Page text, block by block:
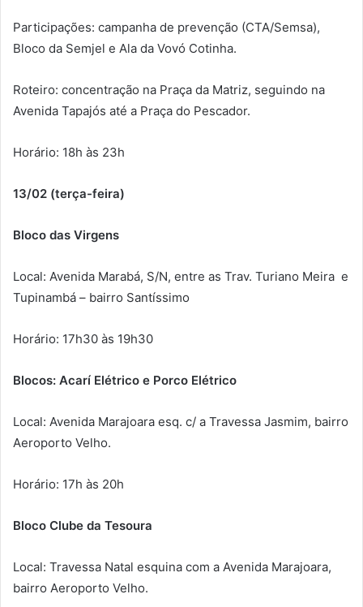
Participações: campanha de prevenção (CTA/Semsa),
Bloco da Semjel e Ala da Vovó Cotinha.
Roteiro: concentração na Praça da Matriz, seguindo na
Avenida Tapajós até a Praça do Pescador.
Horário: 18h às 23h
13/02 (terça-feira)
Bloco das Virgens
Local: Avenida Marabá, S/N, entre as Trav. Turiano Meira e
Tupinambá – bairro Santíssimo
Horário: 17h30 às 19h30
Blocos: Acarí Elétrico e Porco Elétrico
Local: Avenida Marajoara esq. c/ a Travessa Jasmim, bairro
Aeroporto Velho.
Horário: 17h às 20h
Bloco Clube da Tesoura
Local: Travessa Natal esquina com a Avenida Marajoara,
bairro Aeroporto Velho.